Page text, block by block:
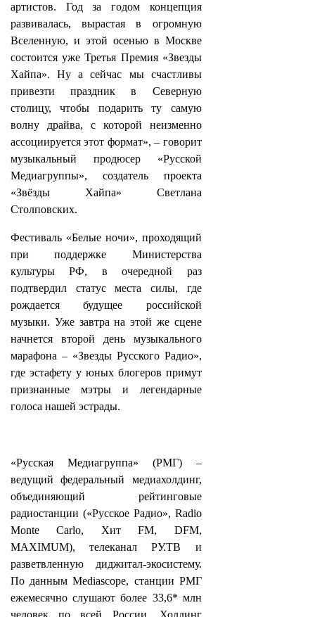
артистов. Год за годом концепция
развивалась, вырастая в огромную
Вселенную, и этой осенью в Москве
состоится уже Третья Премия «Звезды
Хайпа». Ну а сейчас мы счастливы
привезти праздник в Северную
столицу, чтобы подарить ту самую
волну драйва, с которой неизменно
ассоциируется этот формат», – говорит
музыкальный продюсер «Русской
Медиагруппы», создатель проекта
«Звёзды Хайпа» Светлана
Столповских.
Фестиваль «Белые ночи», проходящий
при поддержке Министерства
культуры РФ, в очередной раз
подтвердил статус места силы, где
рождается будущее российской
музыки. Уже завтра на этой же сцене
начнется второй день музыкального
марафона – «Звезды Русского Радио»,
где эстафету у юных блогеров примут
признанные мэтры и легендарные
голоса нашей эстрады.
«Русская Медиагруппа» (РМГ) –
ведущий федеральный медиахолдинг,
объединяющий рейтинговые
радиостанции («Русское Радио», Radio
Monte Carlo, Хит FM, DFM,
MAXIMUM), телеканал РУ.ТВ и
разветвленную диджитал-экосистему.
По данным Mediascope, станции РМГ
ежемесячно слушают более 33,6* млн
человек по всей России. Холдинг